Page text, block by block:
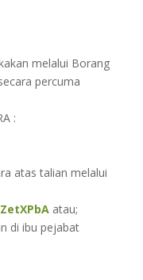
melalui Borang
percuma
:
atas talian melalui
atau;
di ibu pejabat